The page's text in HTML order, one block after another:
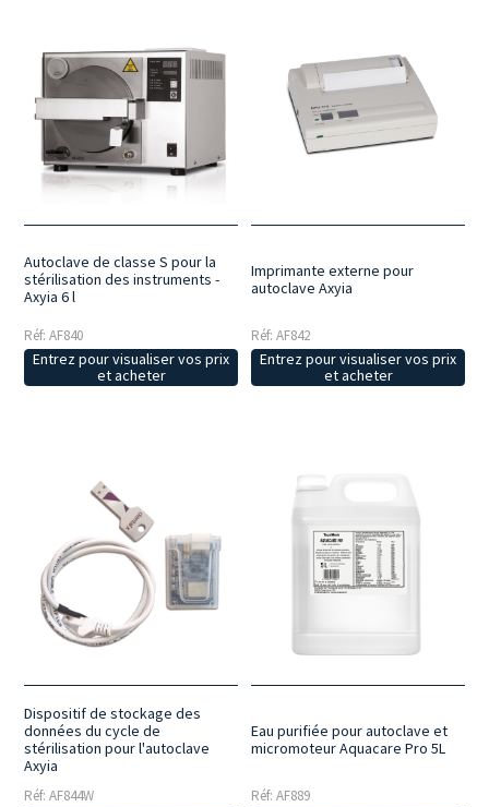
Autoclave de classe S pour la
stérilisation des instruments -
Axyia 6 l
Réf: AF840
Entrez pour visualiser vos prix
et acheter
Imprimante externe pour
autoclave Axyia
Réf: AF842
Entrez pour visualiser vos prix
et acheter
Dispositif de stockage des
données du cycle de
stérilisation pour l'autoclave
Axyia
Réf: AF844W
Eau purifiée pour autoclave et
micromoteur Aquacare Pro 5L
Réf: AF889